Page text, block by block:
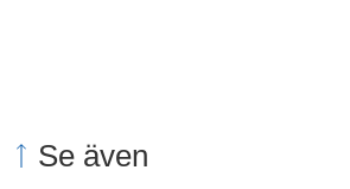
Se även